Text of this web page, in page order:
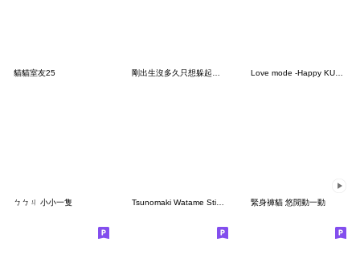
貓貓室友25 Love mode -Happy KUMA
ㄅㄅㄐ 小小一隻 Tsunomaki Watame Sticker Vol.2 緊身褲貓 悠閒動一動